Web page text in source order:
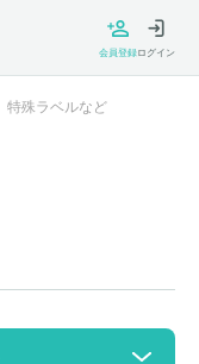
会員登録ログイン
特殊ラベルなど